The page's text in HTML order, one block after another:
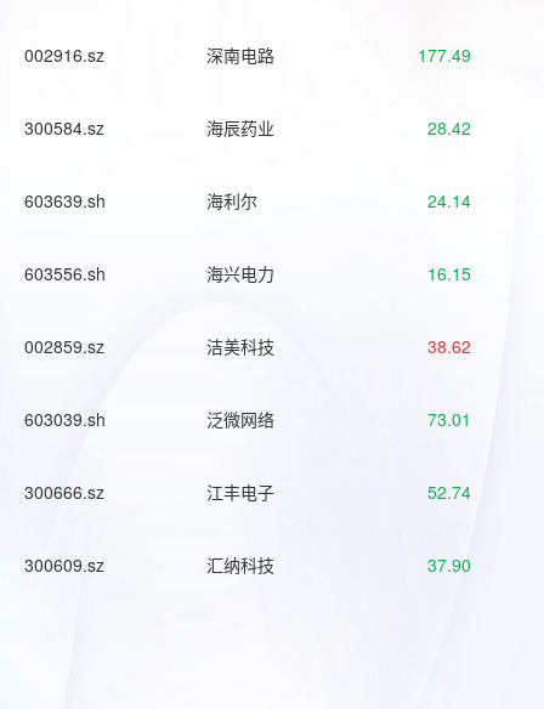
002916.sz 深南电路 177.49
300584.sz 海辰药业 28.42
603639.sh 海利尔 24.14
603556.sh 海兴电力 16.15
002859.sz 洁美科技 38.62
603039.sh 泛微网络 73.01
300666.sz 江丰电子 52.74
300609.sz 汇纳科技 37.90